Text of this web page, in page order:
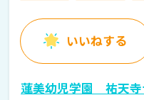
いいねする
蓮美幼児学園 祐天寺